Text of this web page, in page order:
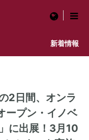
menu
新着情報
2日間、オンラ
ープン・イノベ
に出展！3月10